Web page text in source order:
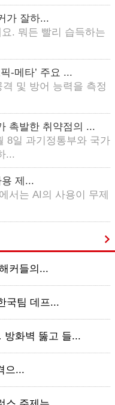
가 잘하...
. 뭐든 빨리 습득하는
-메타’ 주요 ...
및 방어 능력을 측정
촉발한 취약점의 ...
8일 과기정통부와 국가
...
제...
서는 AI의 사용이 무제
커들의...
국팀 데프...
화벽 뚫고 들...
으...